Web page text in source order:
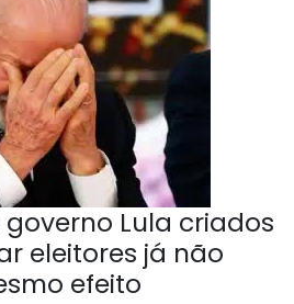
Lula criados
eleitores já não
efeito